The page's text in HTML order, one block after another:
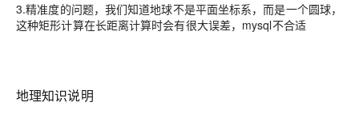
3.精准度的问题，我们知道地球不是平面坐标系，而是一个圆球，
这种矩形计算在长距离计算时会有很大误差，mysql不合适
地理知识说明